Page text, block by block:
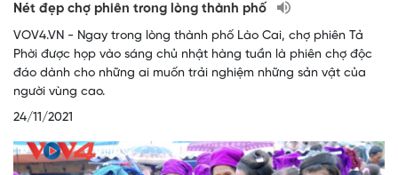
Nét đẹp chợ phiên trong lòng thành phố
VOV4.VN - Ngay trong lòng thành phố Lào Cai, chợ phiên Tả
Phời được họp vào sáng chủ nhật hàng tuần là phiên chợ độc
đáo dành cho những ai muốn trải nghiệm những sản vật của
người vùng cao.
24/11/2021